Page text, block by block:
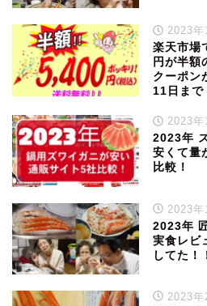
2023年
楽天市場
円が半額
クーポン
11日まで
2023年
2023年
安くて量
比較！
2023年
2023年
実食レビ
してた！
2023年